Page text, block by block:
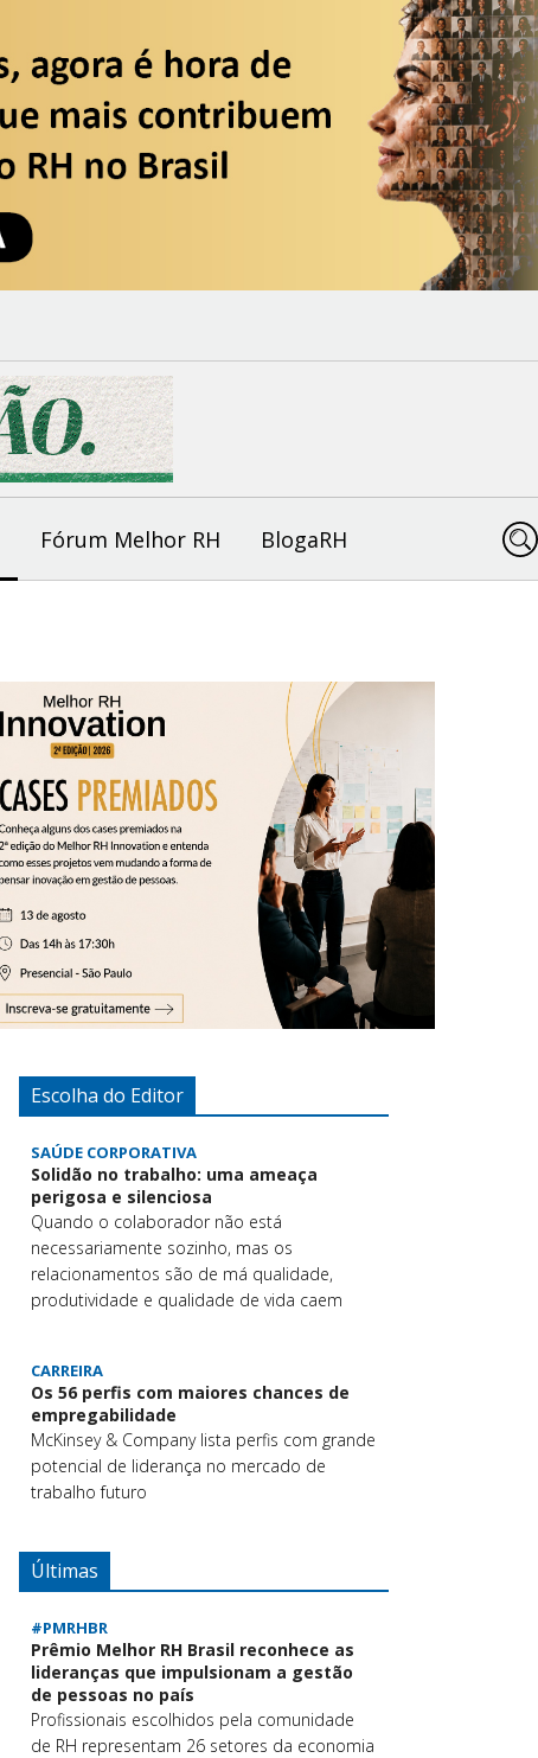
Fórum Melhor RH BlogaRH
Escolha do Editor
SAÚDE CORPORATIVA
Solidão no trabalho: uma ameaça
perigosa e silenciosa
Quando o colaborador não está
necessariamente sozinho, mas os
relacionamentos são de má qualidade,
produtividade e qualidade de vida caem
CARREIRA
Os 56 perfis com maiores chances de
empregabilidade
McKinsey & Company lista perfis com grande
potencial de liderança no mercado de
trabalho futuro
Últimas
#PMRHBR
Prêmio Melhor RH Brasil reconhece as
lideranças que impulsionam a gestão
de pessoas no país
Profissionais escolhidos pela comunidade
de RH representam 26 setores da economia